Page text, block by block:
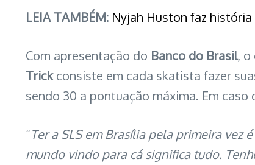
LEIA TAMBÉM: Nyjah Huston faz história
Com apresentação do Banco do Brasil, o
Trickconsiste em cada skatista fazer
sendo 30 a pontuação máxima. Em
“Ter a SLS em Brasília pela primeira vez
mundo vindo para cá significa tudo.